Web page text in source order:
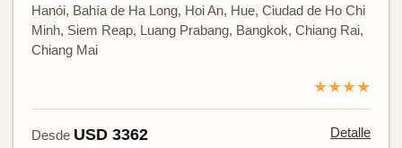
Hanói, Bahía de Ha Long, Hoi An, Hue, Ciudad de Ho Chi
Minh, Siem Reap, Luang Prabang, Bangkok, Chiang Rai,
Chiang Mai
★★★★
Desde USD 3362 Detalle